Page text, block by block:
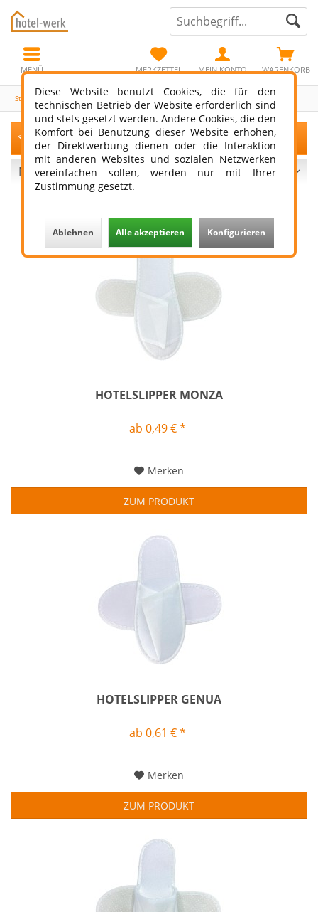
WARENKORB
MERKZETTEL MEIN KONTO
MENÜ
Standard-Line
Filtern
HOTELSLIPPER MONZA
ab 0,49 € *
Merken
ZUM PRODUKT
HOTELSLIPPER GENUA
ab 0,61 € *
Merken
ZUM PRODUKT
Diese Website benutzt Cookies, die für den
technischen Betrieb der Website erforderlich sind
und stets gesetzt werden. Andere Cookies, die den
Komfort bei Benutzung dieser Website erhöhen,
der Direktwerbung dienen oder die Interaktion
mit anderen Websites und sozialen Netzwerken
vereinfachen sollen, werden nur mit Ihrer
Zustimmung gesetzt.
Ablehnen Alle akzeptieren Konfigurieren